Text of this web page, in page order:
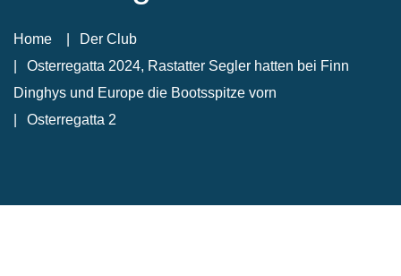
Home
Der Club
Osterregatta 2024, Rastatter Segler hatten bei Finn
Dinghys und Europe die Bootsspitze vorn
Osterregatta 2